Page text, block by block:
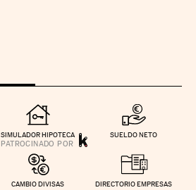
SIMULADOR HIPOTECA SUELDO NETO
CAMBIO DIVISAS DIRECTORIO EMPRESAS